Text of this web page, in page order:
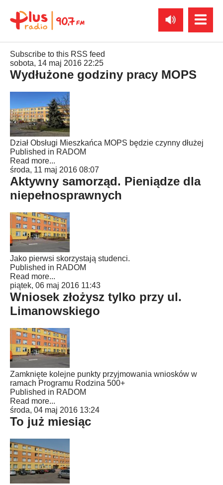
Subscribe to this RSS feed
sobota, 14 maj 2016 22:25
Wydłużone godziny pracy MOPS
Dział Obsługi Mieszkańca MOPS będzie czynny dłużej
Published in RADOM
Read more...
środa, 11 maj 2016 08:07
Aktywny samorząd. Pieniądze dla
niepełnosprawnych
Jako pierwsi skorzystają studenci.
Published in RADOM
Read more...
piątek, 06 maj 2016 11:43
Wniosek złożysz tylko przy ul.
Limanowskiego
Zamknięte kolejne punkty przyjmowania wniosków w
ramach Programu Rodzina 500+
Published in RADOM
Read more...
środa, 04 maj 2016 13:24
To już miesiąc